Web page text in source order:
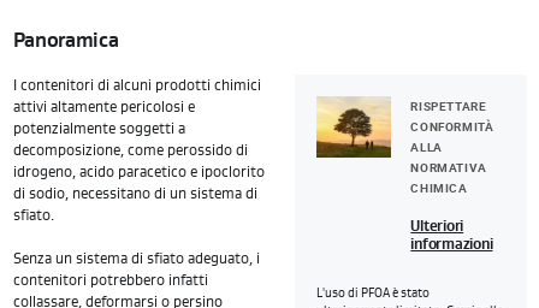
Panoramica
RISPETTARE
CONFORMITÀ
ALLA
NORMATIVA
CHIMICA
Ulteriori
informazioni
L'uso di PFOA è stato
I contenitori di alcuni prodotti chimici
attivi altamente pericolosi e
potenzialmente soggetti a
decomposizione, come perossido di
idrogeno, acido paracetico e ipoclorito
di sodio, necessitano di un sistema di
sfiato.
Senza un sistema di sfiato adeguato, i
contenitori potrebbero infatti
collassare, deformarsi o persino